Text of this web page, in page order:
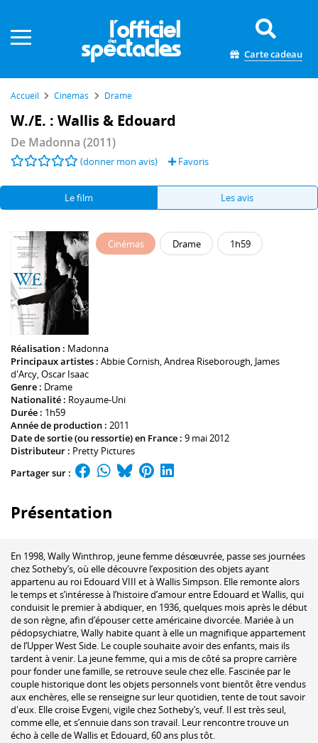
Carte cadeau
Accueil Cinémas Drame
W./E. : Wallis & Edouard
De Madonna (2011)
(donner mon avis) Favoris
Le film Les avis
Cinémas Drame 1h59
Réalisation : Madonna
Principaux artistes : Abbie Cornish,Andrea Riseborough, James
d'Arcy,Oscar Isaac
Genre : Drame
Nationalité : Royaume-Uni
Durée : 1h59
Année de production : 2011
Date de sortie (ou ressortie) en France : 9 mai 2012
Distributeur : Pretty Pictures
Partager sur :
Présentation
En 1998, Wally Winthrop, jeune femme désœuvrée, passe ses journées
chez Sotheby’s, où elle découvre l’exposition des objets ayant
appartenu au roi Edouard VIII et à Wallis Simpson. Elle remonte alors
le temps et s’intéresse à l’histoire d’amour entre Edouard et Wallis, qui
conduisit le premier à abdiquer, en 1936, quelques mois après le début
de son règne, afin d’épouser cette américaine divorcée. Mariée à un
pédopsychiatre, Wally habite quant à elle un magnifique appartement
de l’Upper West Side. Le couple souhaite avoir des enfants, mais ils
tardent à venir. La jeune femme, qui a mis de côté sa propre carrière
pour fonder une famille, se retrouve seule chez elle. Fascinée par le
couple historique dont les objets personnels vont bientôt être vendus
aux enchères, elle se renseigne sur leur quotidien, tente de tout savoir
d'eux. Elle croise Evgeni, vigile chez Sotheby’s, veuf. Il est très seul,
comme elle, et s’ennuie dans son travail. Leur rencontre trouve un
écho à celle de Wallis et Edouard, 60 ans plus tôt.